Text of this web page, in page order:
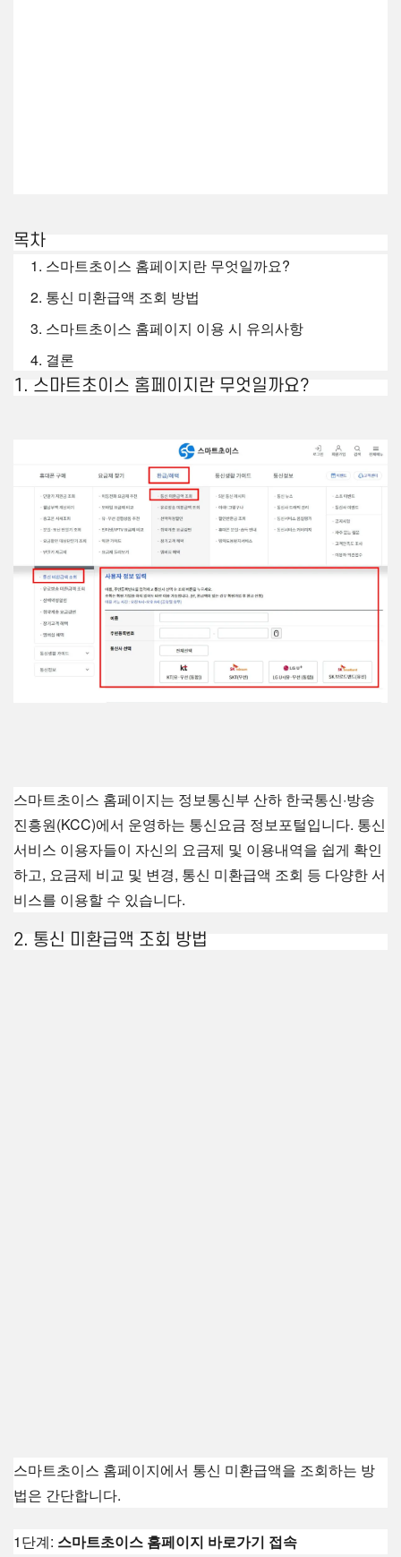
목차
스마트초이스 홈페이지란 무엇일까요?
통신 미환급액 조회 방법
스마트초이스 홈페이지 이용 시 유의사항
결론
1. 스마트초이스 홈페이지란 무엇일까요?
스마트초이스 홈페이지는 정보통신부 산하 한국통신·방송
진흥원(KCC)에서 운영하는 통신요금 정보포털입니다. 통신
서비스 이용자들이 자신의 요금제 및 이용내역을 쉽게 확인
하고, 요금제 비교 및 변경, 통신 미환급액 조회 등 다양한 서
비스를 이용할 수 있습니다.
2. 통신 미환급액 조회 방법
스마트초이스 홈페이지에서 통신 미환급액을 조회하는 방
법은 간단합니다.
1단계: 스마트초이스 홈페이지 바로가기 접속